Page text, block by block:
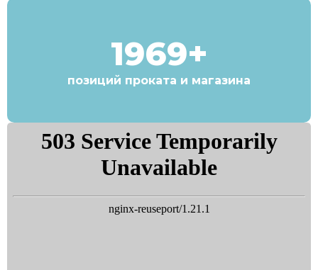
1969+
позиций проката и магазина